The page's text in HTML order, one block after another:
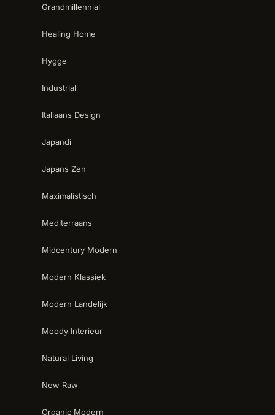
Grandmillennial
Healing Home
Hygge
Industrial
Italiaans Design
Japandi
Japans Zen
Maximalistisch
Mediterraans
Midcentury Modern
Modern Klassiek
Modern Landelijk
Moody Interieur
Natural Living
New Raw
Organic Modern